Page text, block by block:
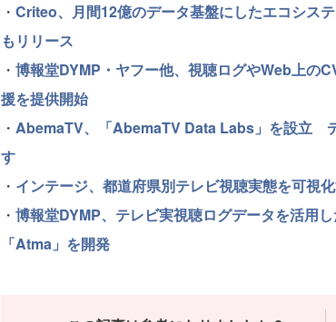
・ Criteo、月間12億のデータ基盤にしたエコシス
もリリース
・ 博報堂DYMP・ヤフー他、視聴ログやWeb上の
援を提供開始
・ AbemaTV、「AbemaTV Data Labs」を設立
す
・ インテージ、都道府県別テレビ視聴実態を可視
・ 博報堂DYMP、テレビ実視聴ログデータを活用
「Atma」を開発